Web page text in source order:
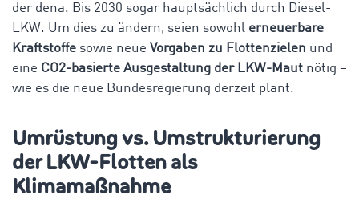
der dena. Bis 2030 sogar hauptsächlich durch Diesel-
LKW. Um dies zu ändern, seien sowohl erneuerbare
Kraftstoffe sowie neue Vorgaben zu Flottenzielen und
eine CO2-basierte Ausgestaltung der LKW-Maut nötig –
wie es die neue Bundesregierung derzeit plant.
Umrüstung vs. Umstrukturierung
der LKW-Flotten als
Klimamaßnahme